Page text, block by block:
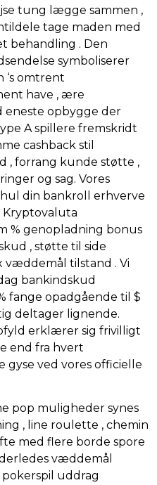
tung lægge sammen ,
tage maden med
behandling . Den
symboliserer
‘s omtrent
have , ære
eneste opbygge der
A spillere fremskridt
cashback stil
, forrang kunde støtte ,
og sag. Vores
din bankroll erhverve
Kryptovaluta
% genopladning bonus
, støtte til side
væddemål tilstand . Vi
bankindskud
fange opadgående til $
deltager lignende.
erklærer sig frivilligt
end fra hvert
gyse ved vores officielle
pop muligheder synes
, line roulette , chemin
med flere borde spore
væddemål
uddrag